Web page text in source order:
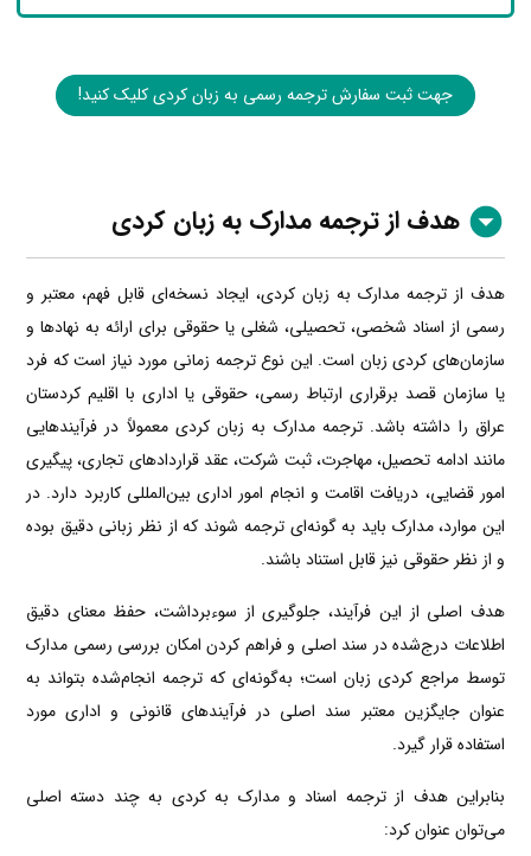
جهت ثبت سفارش ترجمه رسمی به زبان کردی کلیک کنید!
هدف از ترجمه مدارک به زبان کردی
هدف از ترجمه مدارک به زبان کردی، ایجاد نسخه‌ای قابل فهم، معتبر و
رسمی از اسناد شخصی، تحصیلی، شغلی یا حقوقی برای ارائه به نهادها و
سازمان‌های کردی زبان است. این نوع ترجمه زمانی مورد نیاز است که فرد
یا سازمان قصد برقراری ارتباط رسمی، حقوقی یا اداری با اقلیم کردستان
عراق را داشته باشد. ترجمه مدارک به زبان کردی معمولاً در فرآیندهایی
مانند ادامه تحصیل، مهاجرت، ثبت شرکت، عقد قراردادهای تجاری، پیگیری
امور قضایی، دریافت اقامت و انجام امور اداری بین‌المللی کاربرد دارد. در
این موارد، مدارک باید به گونه‌ای ترجمه شوند که از نظر زبانی دقیق بوده
و از نظر حقوقی نیز قابل استناد باشند.
هدف اصلی از این فرآیند، جلوگیری از سوءبرداشت، حفظ معنای دقیق
اطلاعات درج‌شده در سند اصلی و فراهم کردن امکان بررسی رسمی مدارک
توسط مراجع کردی زبان است؛ به‌گونه‌ای که ترجمه انجام‌شده بتواند به
عنوان جایگزین معتبر سند اصلی در فرآیندهای قانونی و اداری مورد
استفاده قرار گیرد.
بنابراین هدف از ترجمه اسناد و مدارک به کردی به چند دسته اصلی
می‌توان عنوان کرد: